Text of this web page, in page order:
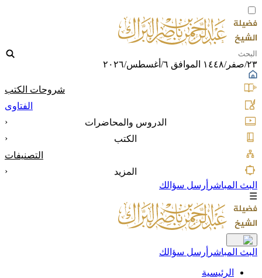
٢٣/صفر/١٤٤٨ الموافق ٦/أغسطس/٢٠٢٦
شروحات الكتب
الفتاوى
الدروس والمحاضرات
‹
الكتب
‹
التصنيفات
المزيد
‹
البث المباشر أرسل سؤالك
☰
البث المباشر أرسل سؤالك
الرئيسية